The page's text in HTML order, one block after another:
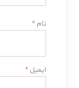
نام *
ایمیل *